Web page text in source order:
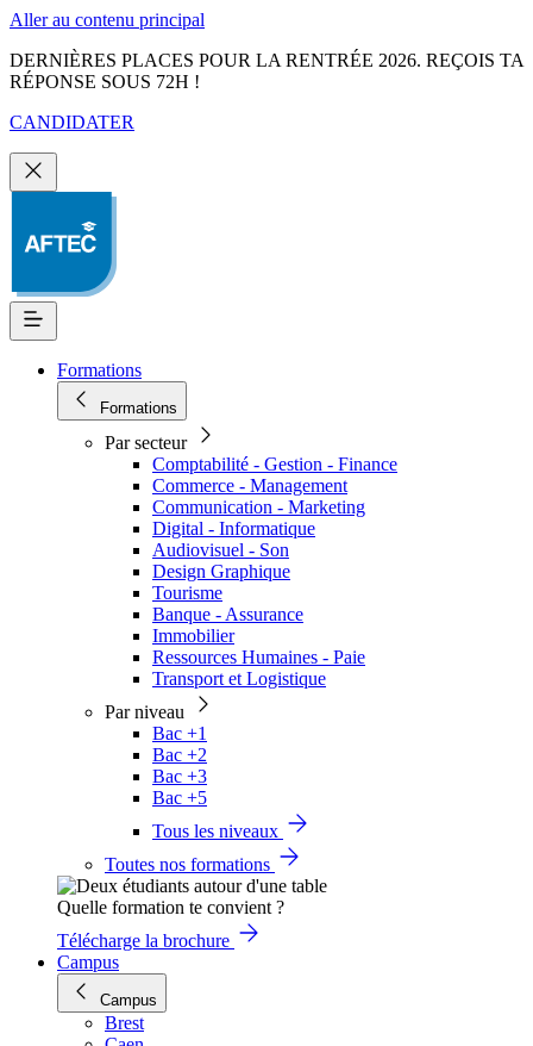
Aller au contenu principal
DERNIÈRES PLACES POUR LA RENTRÉE 2026. REÇOIS TA
RÉPONSE SOUS 72H !
CANDIDATER
Formations
Formations
Par secteur
Comptabilité - Gestion - Finance
Commerce - Management
Communication - Marketing
Digital - Informatique
Audiovisuel - Son
Design Graphique
Tourisme
Banque - Assurance
Immobilier
Ressources Humaines - Paie
Transport et Logistique
Par niveau
Bac +1
Bac +2
Bac +3
Bac +5
Tous les niveaux
Toutes nos formations
Quelle formation te convient ?
Télécharge la brochure
Campus
Campus
Brest